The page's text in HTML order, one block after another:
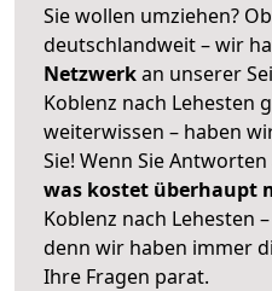
Sie wollen umziehen?
deutschlandweit – wir
Netzwerkan unserer
Koblenz nach Lehesten
weiterwissen – haben
Sie! Wenn Sie
was kostet überhaupt
Koblenz nach Lehesten
denn wir haben immer
Ihre Fragen parat.